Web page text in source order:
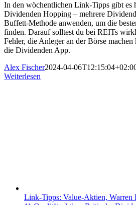
In den wöchentlichen Link-Tipps gibt es
Dividenden Hopping – mehrere
Buffett-Methode anwenden, um die
finden. Darauf solltest du bei REITs
Fehler, die Anleger an der Börse
die Dividenden App.
Alex Fischer2024-04-
Weiterlesen
Link-Tipps: Value-Aktien, Warren